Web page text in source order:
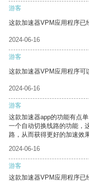
游客
这款加速器VPM应用程序已
2024-06-16
游客
这款加速器VPM应用程序可
2024-06-16
游客
这款加速器app的功能有点
一个自动切换线路的功能，
路，从而获得更好的加速效果
2024-06-16
游客
这款加速器VPM应用程序已